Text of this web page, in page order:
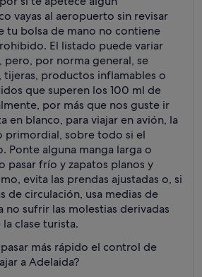
vayas al aeropuerto sin revisar
tu bolsa de mano no contiene
El listado puede variar
pero, por norma general, se
tijeras, productos inflamables o
que superen los 100 ml de
por más que nos guste ir
en blanco, para viajar en avión, la
primordial, sobre todo si el
Ponte alguna manga larga o
pasar frío y zapatos planos y
evita las prendas ajustadas o, si
de circulación, usa medias de
no sufrir las molestias derivadas
clase turista.
más rápido el control de
a Adelaida?